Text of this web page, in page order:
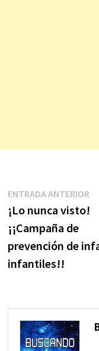
Navegación
de
entradas
ENTRADA ANTERIOR
¡Lo nunca visto!
¡¡Campaña de
prevención de
infantiles!!